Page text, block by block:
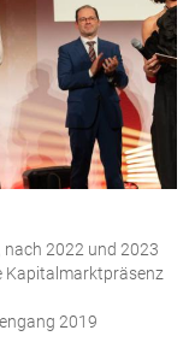
nach 2022 und 2023
Kapitalmarktpräsenz
2019